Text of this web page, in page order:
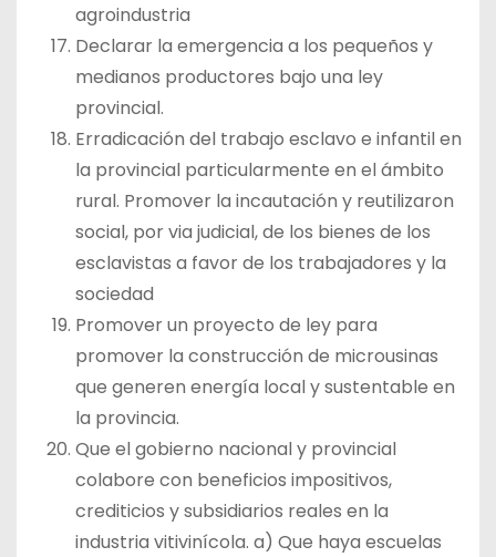
agroindustria
Declarar la emergencia a los pequeños y
medianos productores bajo una ley
provincial.
Erradicación del trabajo esclavo e infantil en
la provincial particularmente en el ámbito
rural. Promover la incautación y reutilizaron
social, por via judicial, de los bienes de los
esclavistas a favor de los trabajadores y la
sociedad
Promover un proyecto de ley para
promover la construcción de microusinas
que generen energía local y sustentable en
la provincia.
Que el gobierno nacional y provincial
colabore con beneficios impositivos,
crediticios y subsidiarios reales en la
industria vitivinícola. a) Que haya escuelas